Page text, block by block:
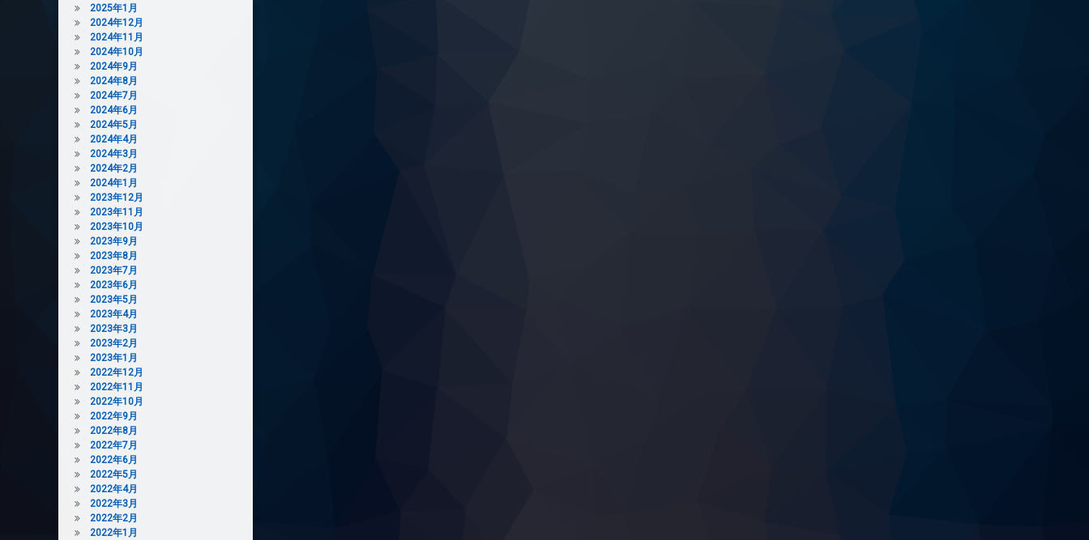
2025年1月
2024年12月
2024年11月
2024年10月
2024年9月
2024年8月
2024年7月
2024年6月
2024年5月
2024年4月
2024年3月
2024年2月
2024年1月
2023年12月
2023年11月
2023年10月
2023年9月
2023年8月
2023年7月
2023年6月
2023年5月
2023年4月
2023年3月
2023年2月
2023年1月
2022年12月
2022年11月
2022年10月
2022年9月
2022年8月
2022年7月
2022年6月
2022年5月
2022年4月
2022年3月
2022年2月
2022年1月